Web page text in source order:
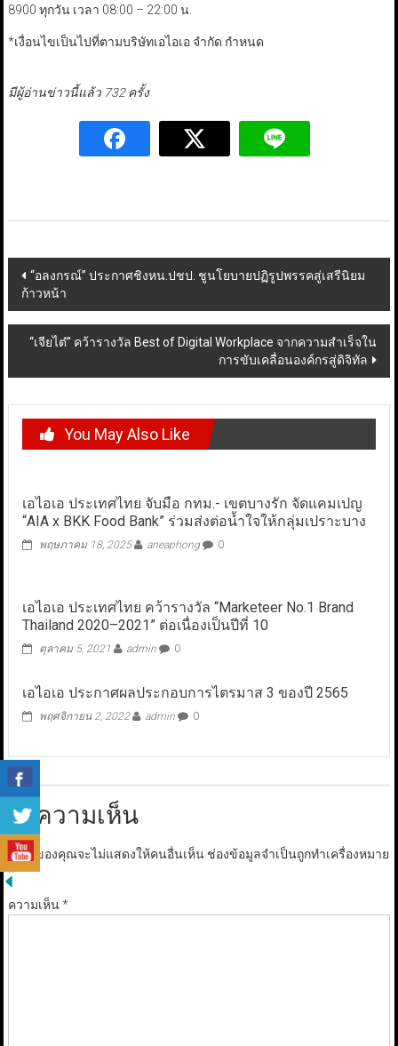
8900 ทุกวัน เวลา 08:00 – 22:00 น.
*เงื่อนไขเป็นไปที่ตามบริษัทเอไอเอ จำกัด กำหนด
มีผู้อ่านข่าวนี้แล้ว 732 ครั้ง
Post
navigation
“อลงกรณ์” ประกาศชิงหน.ปชป. ชูนโยบายปฏิรูปพรรคสู่เสรีนิยม
ก้าวหน้า
“เจียไต๋” คว้ารางวัล Best of Digital Workplace จากความสำเร็จใน
การขับเคลื่อนองค์กรสู่ดิจิทัล
You May Also Like
เอไอเอ ประเทศไทย จับมือ กทม.- เขตบางรัก จัดแคมเปญ
“AIA x BKK Food Bank” ร่วมส่งต่อน้ำใจให้กลุ่มเปราะบาง
พฤษภาคม 18, 2025 aneaphong 0
เอไอเอ ประเทศไทย คว้ารางวัล “Marketeer No.1 Brand
Thailand 2020–2021” ต่อเนื่องเป็นปีที่ 10
ตุลาคม 5, 2021 admin 0
เอไอเอ ประกาศผลประกอบการไตรมาส 3 ของปี 2565
พฤศจิกายน 2, 2022 admin 0
ใส่ความเห็น
อีเมลของคุณจะไม่แสดงให้คนอื่นเห็น ช่องข้อมูลจำเป็นถูกทำเครื่องหมาย
*
ความเห็น*